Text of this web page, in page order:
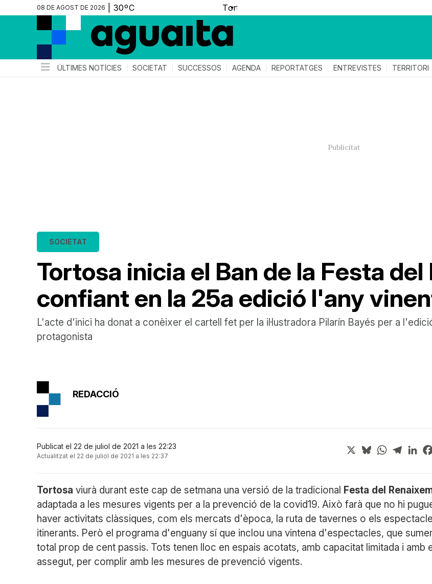
08 DE AGOST DE 2026 ▼
ÚLTIMES NOTÍCIES SOCIETAT SUCCESSOS AGENDA REPORTATGES ENTREVISTES TERRITORI
Tortosa inicia el Ban de la Festa
confiant en la 25a edició l'any
SOCIETAT
L'acte d'inici ha donat a conèixer el cartell fet per la il·lustradora Pilarín Bayés per a
protagonista
REDACCIÓ
Publicat el 22 de juliol de 2021 a les 22:23
Actualitzat el 22 de juliol de 2021 a les 22:37
X BlueskyWhatsApp
Tortosa viurà durant este cap de setmana una versió de la tradicional Festa del
adaptada a les mesures vigents per a la prevenció de la covid19. Això farà que no hi
haver activitats clàssiques, com els mercats d'època, la ruta de tavernes o els
itinerants. Però el programa d'enguany sí que inclou una vintena d'espectacles, que
total prop de cent passis. Tots tenen lloc en espais acotats, amb capacitat limitada i amb
assegut, per complir amb les mesures de prevenció vigents.